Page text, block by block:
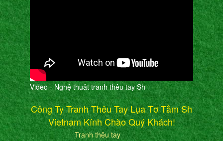
Video - Nghệ thuât tranh thêu tay Sh
Công Ty Tranh Thêu Tay Lụa Tơ Tằm Sh
Vietnam Kính Chào Quý Khách!
Tranh thêu tay